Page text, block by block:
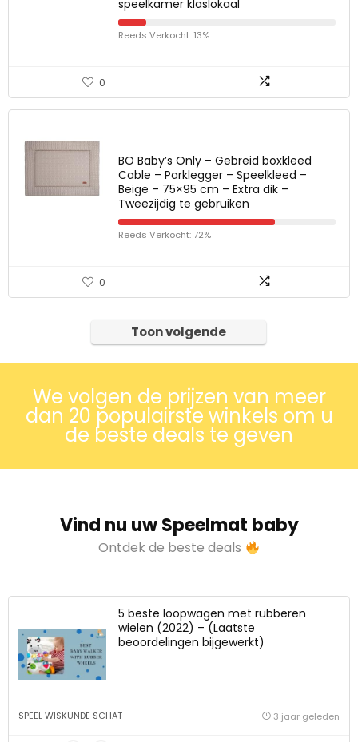
speelkamer klaslokaal
Reeds Verkocht: 13%
0
BO Baby’s Only – Gebreid boxkleed
Cable – Parklegger – Speelkleed –
Beige – 75×95 cm – Extra dik –
Tweezijdig te gebruiken
Reeds Verkocht: 72%
0
Toon volgende
We volgen de prijzen van meer
dan 20 populairste winkels om u
de beste deals te geven
Vind nu uw Speelmat baby
Ontdek de beste deals
5 beste loopwagen met rubberen
wielen (2022) – (Laatste
beoordelingen bijgewerkt)
SPEEL WISKUNDE SCHAT 3 jaar geleden